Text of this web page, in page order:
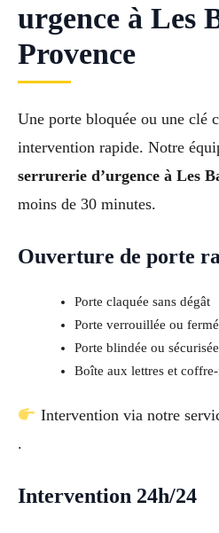
urgence à Les
Provence
Une porte bloquée ou une clé
intervention rapide. Notre
serrurerie d’urgence à Les
moins de 30 minutes.
Ouverture de porte
Porte claquée sans dégât
Porte verrouillée ou
Porte blindée ou sécurisée
Boîte aux lettres et
Intervention via notre
.
Intervention 24h/24